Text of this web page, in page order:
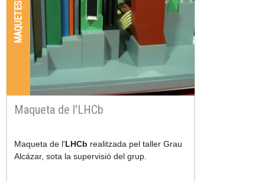
MAQUETES
Maqueta de l'LHCb
Resum
Maqueta de l'LHCb realitzada pel taller Grau
Alcázar, sota la supervisió del grup.